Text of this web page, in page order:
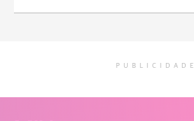
PUBLICIDADE